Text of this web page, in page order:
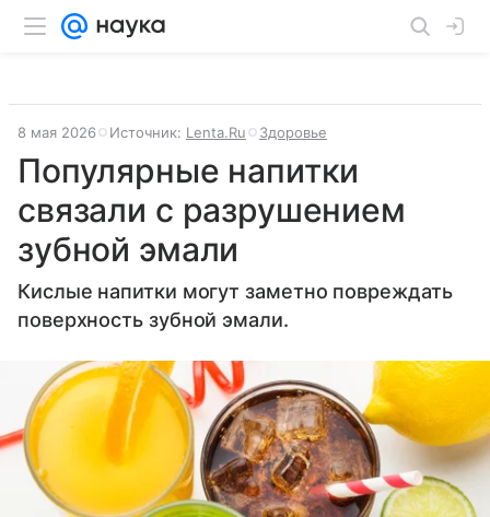
8 мая 2026 Источник: Lenta.Ru Здоровье
Популярные напитки
связали с разрушением
зубной эмали
Кислые напитки могут заметно повреждать
поверхность зубной эмали.